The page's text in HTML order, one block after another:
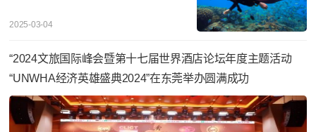
2025-03-04
“2024文旅国际峰会暨第十七届世界酒店论坛年度主题活动
“UNWHA经济英雄盛典2024”在东莞举办圆满成功